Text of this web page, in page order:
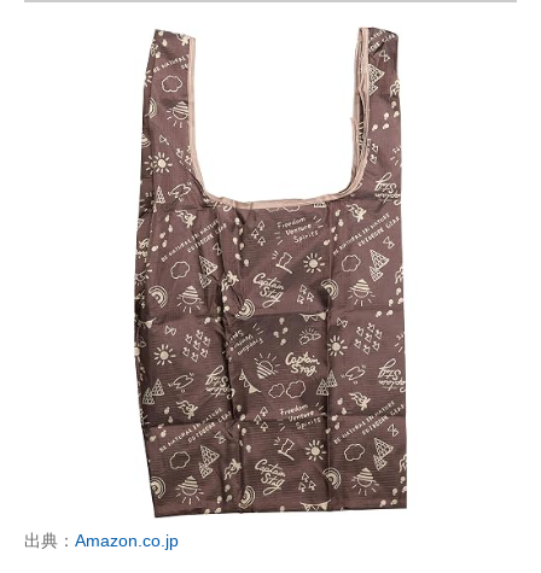
出典： Amazon.co.jp